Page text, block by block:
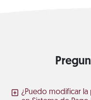
¿Puedo modificar